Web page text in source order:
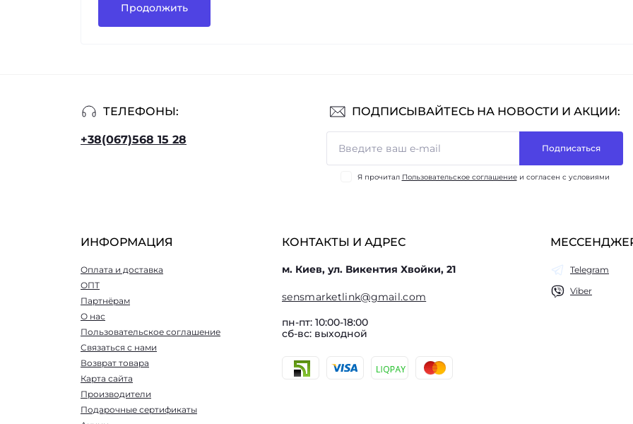
Продолжить
ТЕЛЕФОНЫ:
+38(067)568 15 28
ПОДПИСЫВАЙТЕСЬ НА НОВОСТИ И АКЦИИ:
Подписаться
Я прочитал Пользовательское соглашениеи согласен с условиями
ИНФОРМАЦИЯ
Оплата и доставка
ОПТ
Партнёрам
О нас
Пользовательское соглашение
Связаться с нами
Возврат товара
Карта сайта
Производители
Подарочные сертификаты
КОНТАКТЫ И АДРЕС
м. Киев, ул. Викентия Хвойки, 21
sensmarketlink@gmail.com
пн-пт: 10:00-18:00
сб-вс: выходной
Telegram
Viber